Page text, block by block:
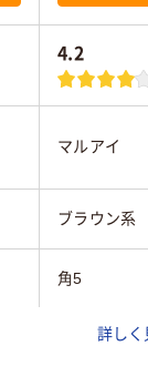
4.2
マルアイ
ブラウン系
角5
テープ付詳しく